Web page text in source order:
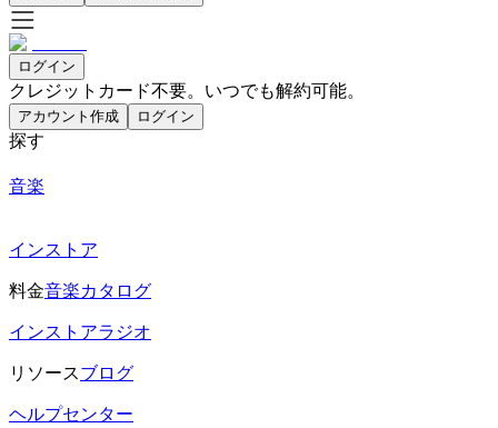
ログイン
クレジットカード不要。いつでも解約可能。
アカウント作成 ログイン
探す
音楽
インストア
料金音楽カタログ
インストアラジオ
リソースブログ
ヘルプセンター